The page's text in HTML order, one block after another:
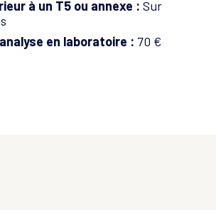
à un T5 ou annexe : Sur
en laboratoire : 70 €